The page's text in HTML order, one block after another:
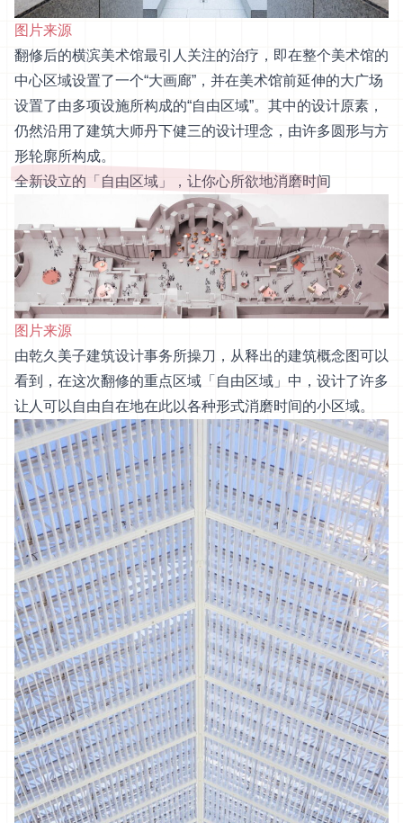
图片来源
翻修后的横滨美术馆最引人关注的治疗，即在整个美术馆的
中心区域设置了一个“大画廊”，并在美术馆前延伸的大广场
设置了由多项设施所构成的“自由区域”。其中的设计原素，
仍然沿用了建筑大师丹下健三的设计理念，由许多圆形与方
形轮廓所构成。
全新设立的「自由区域」，让你心所欲地消磨时间
图片来源
由乾久美子建筑设计事务所操刀，从释出的建筑概念图可以
看到，在这次翻修的重点区域「自由区域」中，设计了许多
让人可以自由自在地在此以各种形式消磨时间的小区域。